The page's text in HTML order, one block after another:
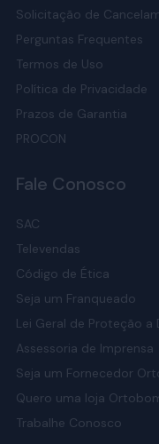
Solicitação de
Perguntas Frequentes
Termos de Uso
Política de Privacidade
Prazos de Garantia
PROCON
Fale Conosco
SAC
Televendas
Código de Ética
Seja um Franqueado
Lei Geral de Proteção a
Assessoria de Imprensa
Seja um Fornecedor
Quero uma loja
Trabalhe Conosco